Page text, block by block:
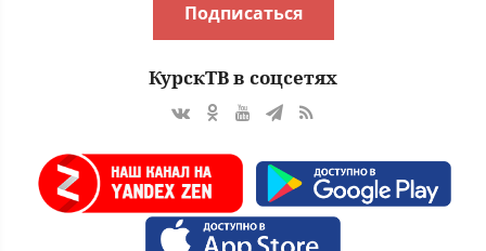
Подписаться
КурскТВ в соцсетях